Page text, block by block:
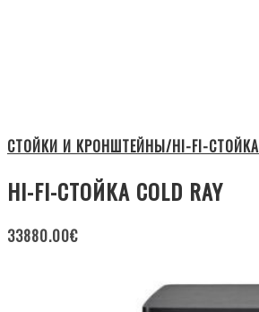
СТОЙКИ И КРОНШТЕЙНЫ/HI-FI-СТОЙКА
HI-FI-СТОЙКА COLD RAY
33880.00€